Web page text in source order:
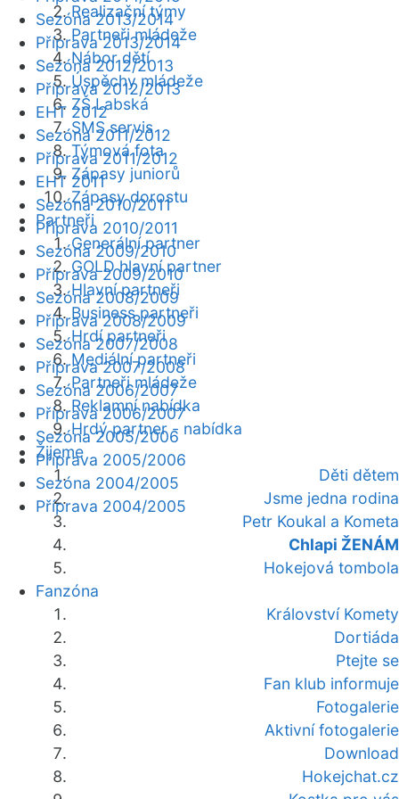
Realizační týmy
Partneři mládeže
Nábor dětí
Úspěchy mládeže
ZŠ Labská
SMS servis
Týmová fota
Zápasy juniorů
Zápasy dorostu
Partneři
Generální partner
GOLD hlavní partner
Hlavní partneři
Business partneři
Hrdí partneři
Mediální partneři
Partneři mládeže
Reklamní nabídka
Hrdý partner - nabídka
Žijeme
Děti dětem
Jsme jedna rodina
Petr Koukal a Kometa
Chlapi ŽENÁM
Hokejová tombola
Fanzóna
Království Komety
Dortiáda
Ptejte se
Fan klub informuje
Fotogalerie
Aktivní fotogalerie
Download
Hokejchat.cz
Sezóna 2013/2014
Příprava 2013/2014
Sezóna 2012/2013
Příprava 2012/2013
EHT 2012
Sezóna 2011/2012
Příprava 2011/2012
EHT 2011
Sezóna 2010/2011
Příprava 2010/2011
Sezóna 2009/2010
Příprava 2009/2010
Sezóna 2008/2009
Příprava 2008/2009
Sezóna 2007/2008
Příprava 2007/2008
Sezóna 2006/2007
Příprava 2006/2007
Sezóna 2005/2006
Příprava 2005/2006
Sezóna 2004/2005
Příprava 2004/2005